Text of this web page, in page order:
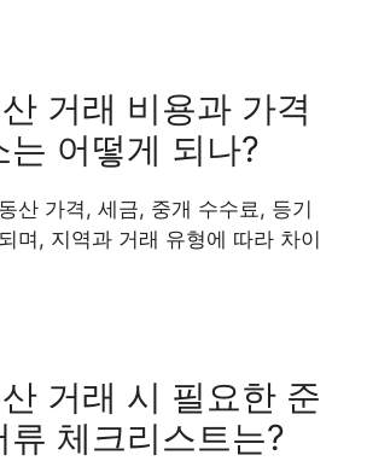
거래 비용과 가격
는 어떻게 되나?
산 가격, 세금, 중개 수수료, 등기
며, 지역과 거래 유형에 따라 차이
거래 시 필요한 준
류 체크리스트는?